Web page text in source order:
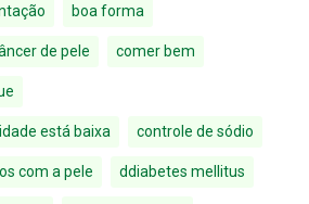
boa forma
de pele comer bem
está baixa controle de sódio
com a pele ddiabetes mellitus